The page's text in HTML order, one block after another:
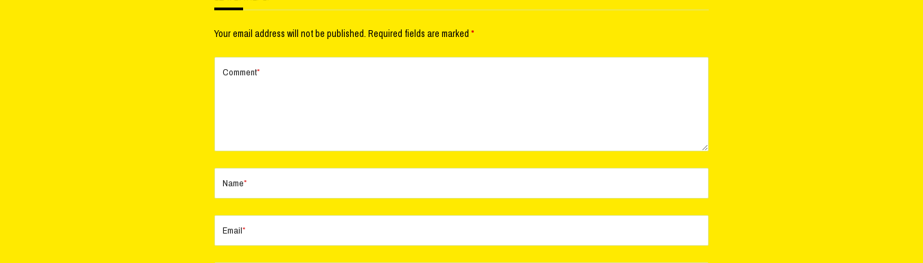
Your email address will not be published. Required fields are marked *
Comment*
Name*
Email*